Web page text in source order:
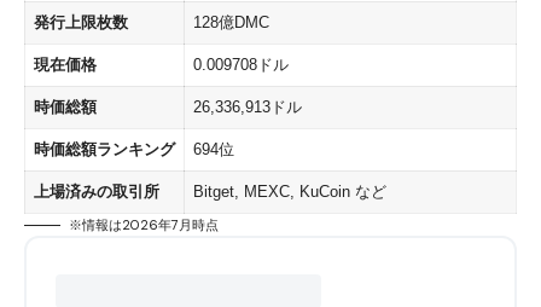
発行上限枚数 128億DMC
現在価格 0.009708ドル
時価総額 26,336,913ドル
時価総額ランキング 694位
上場済みの取引所 Bitget, MEXC, KuCoinなど
※情報は2026年7月時点